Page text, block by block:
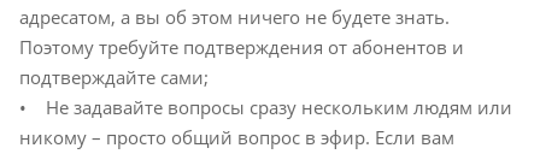
адресатом, а вы об этом ничего не будете знать.
Поэтому требуйте подтверждения от абонентов и
подтверждайте сами;
• Не задавайте вопросы сразу нескольким людям или
никому – просто общий вопрос в эфир. Если вам